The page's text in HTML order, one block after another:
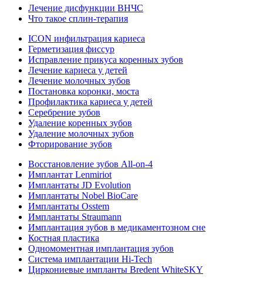
Лечение дисфункции ВНЧС
Что такое сплин-терапия
ICON инфильтрация кариеса
Герметизация фиссур
Исправление прикуса коренных зубов
Лечение кариеса у детей
Лечение молочных зубов
Постановка коронки, моста
Профилактика кариеса у детей
Серебрение зубов
Удаление коренных зубов
Удаление молочных зубов
Фторирование зубов
Восстановление зубов All‑on‑4
Имплантат Lenmiriot
Имплантаты JD Evolution
Имплантаты Nobel BioСare
Имплантаты Osstem
Имплантаты Straumann
Имплантация зубов в медикаментозном сне
Костная пластика
Одномоментная имплантация зубов
Система имплантации Hi-Tech
Циркониевые импланты Bredent WhiteSKY